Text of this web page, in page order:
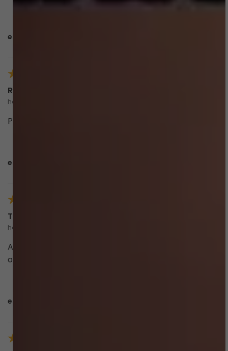
esta avaliação foi útil?
Rita d.
há 5 meses
Peças de boa qualidade super indico essa loja
esta avaliação foi útil?
Thais F.
há 5 meses
Amei o modelo e a estampa. Tenho 90cm de busto e
o tamanho M vestiu direitinho.
esta avaliação foi útil?